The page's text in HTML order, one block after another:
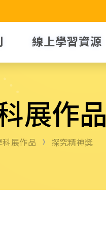
線上學習資源
展作
科展作品 探究精神獎